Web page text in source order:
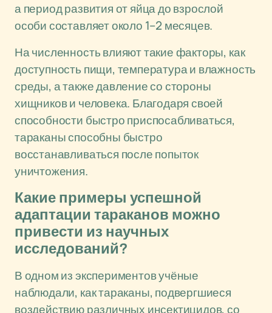
а период развития от яйца до взрослой
особи составляет около 1–2 месяцев.
На численность влияют такие факторы, как
доступность пищи, температура и влажность
среды, а также давление со стороны
хищников и человека. Благодаря своей
способности быстро приспосабливаться,
тараканы способны быстро
восстанавливаться после попыток
уничтожения.
Какие примеры успешной
адаптации тараканов можно
привести из научных
исследований?
В одном из экспериментов учёные
наблюдали, как тараканы, подвергшиеся
воздействию различных инсектицидов, со